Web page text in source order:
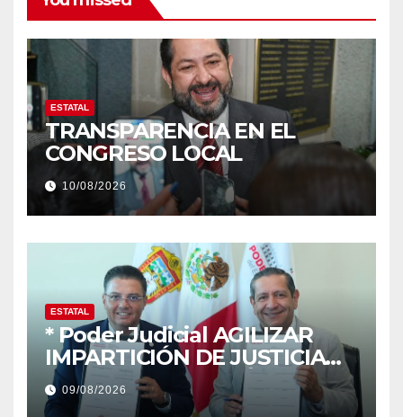
ESTATAL
TRANSPARENCIA EN EL
CONGRESO LOCAL
10/08/2026
ESTATAL
* Poder Judicial AGILIZAR
IMPARTICIÓN DE JUSTICIA
CON DIGITALIZACIÓN DE
INFORMES
09/08/2026